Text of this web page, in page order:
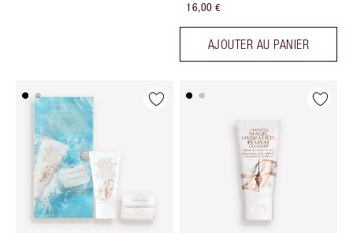
16,00 €
AJOUTER AU PANIER